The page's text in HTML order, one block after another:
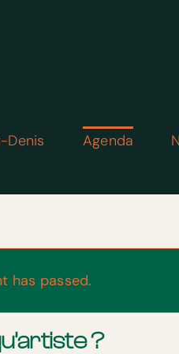
Denis Agenda
has passed.
?